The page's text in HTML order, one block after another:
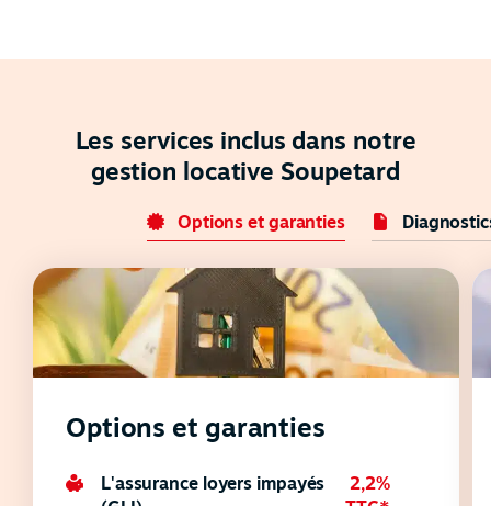
Les services inclus dans notre
gestion locative Soupetard
Options et garanties
Options et garanties
L'assurance loyers impayés
2,2%